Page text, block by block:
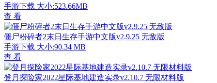
03/19
手游排行榜
最新排行
最热排行
评分最高